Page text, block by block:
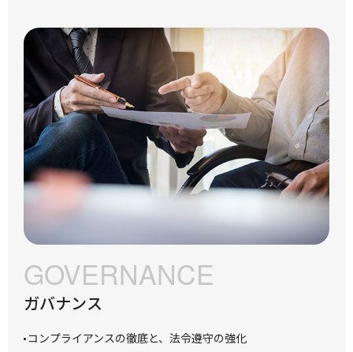
GOVERNANCE
ガバナンス
コンプライアンスの徹底と、法令遵守の強化